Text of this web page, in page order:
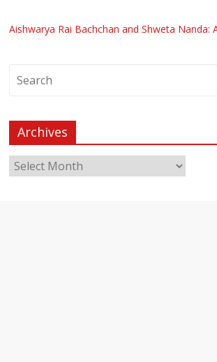
Aishwarya Rai Bachchan and Shweta Nanda:
Archives